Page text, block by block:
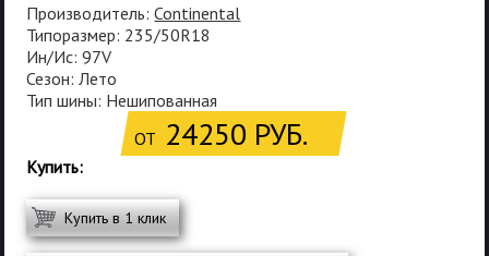
Производитель:Continental
Типоразмер: 235/50R18
Ин/Ис: 97V
Сезон: Лето
Тип шины: Нешипованная
ОТ 24250 РУБ.
Купить:
Купить в 1 клик